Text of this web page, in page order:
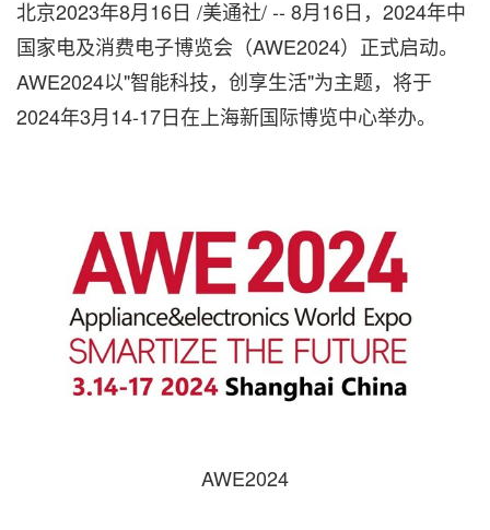
北京2023年8月16日 /美通社/ -- 8月16日，2024年中
国家电及消费电子博览会（AWE2024）正式启动。
AWE2024以"智能科技，创享生活"为主题，将于
2024年3月14-17日在上海新国际博览中心举办。
AWE2024